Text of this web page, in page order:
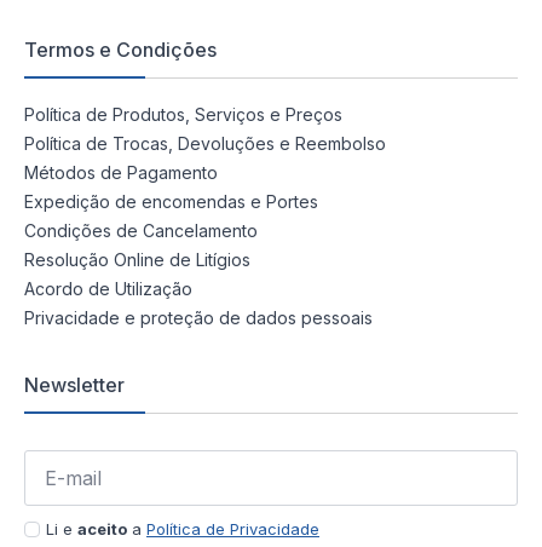
Termos e Condições
Política de Produtos, Serviços e Preços
Política de Trocas, Devoluções e Reembolso
Métodos de Pagamento
Expedição de encomendas e Portes
Condições de Cancelamento
Resolução Online de Litígios
Acordo de Utilização
Privacidade e proteção de dados pessoais
Newsletter
Li e aceito a Política de Privacidade